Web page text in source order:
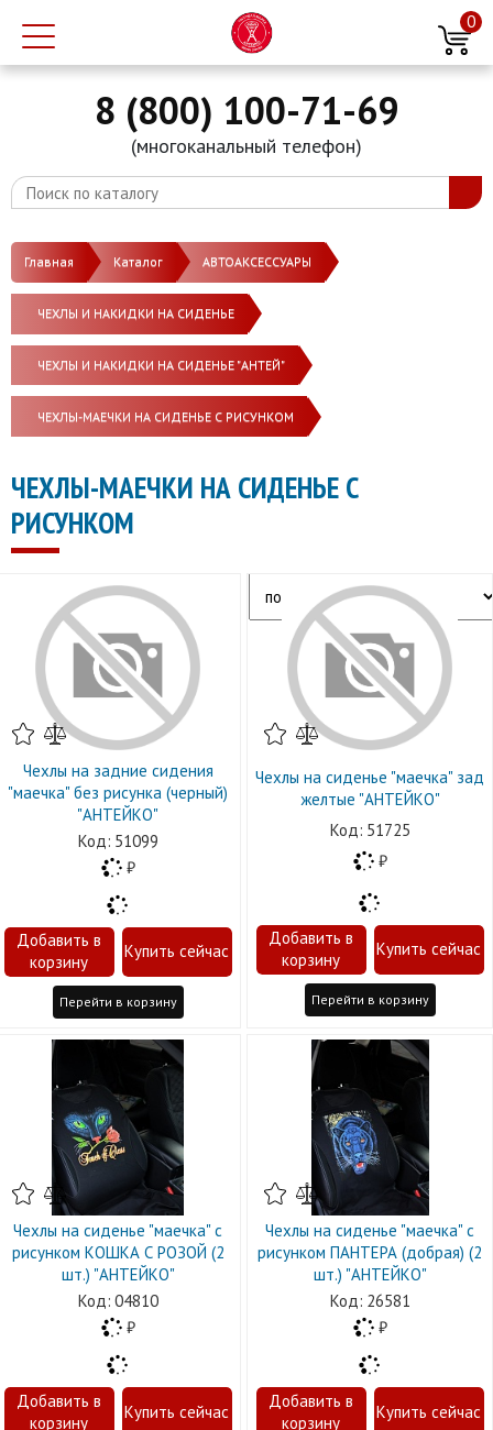
0
8 (800) 100-71-69
(многоканальный телефон)
Главная Каталог АВТОАКСЕССУАРЫ
ЧЕХЛЫ И НАКИДКИ НА СИДЕНЬЕ
ЧЕХЛЫ И НАКИДКИ НА СИДЕНЬЕ "АНТЕЙ"
ЧЕХЛЫ-МАЕЧКИ НА СИДЕНЬЕ С РИСУНКОМ
ЧЕХЛЫ-МАЕЧКИ НА СИДЕНЬЕ С
РИСУНКОМ
Чехлы на задние сидения
"маечка" без рисунка (черный)
"АНТЕЙКО"
51099
Перейти в корзину
Чехлы на сиденье "маечка" зад
желтые "АНТЕЙКО"
51725
Перейти в корзину
Чехлы на сиденье "маечка" с
рисунком КОШКА С РОЗОЙ (2
шт.) "АНТЕЙКО"
04810
Чехлы на сиденье "маечка" с
рисунком ПАНТЕРА (добрая) (2
шт.) "АНТЕЙКО"
26581